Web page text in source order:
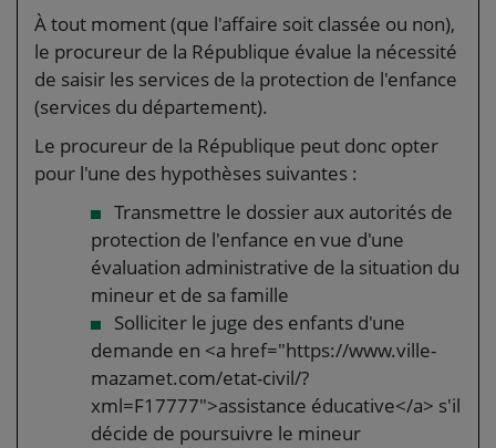
À tout moment (que l'affaire soit classée ou non),
le procureur de la République évalue la nécessité
de saisir les services de la protection de l'enfance
(services du département).
Le procureur de la République peut donc opter
pour l'une des hypothèses suivantes :
Transmettre le dossier aux autorités de
protection de l'enfance en vue d'une
évaluation administrative de la situation du
mineur et de sa famille
Solliciter le juge des enfants d'une
demande en <a href="https://www.ville-
mazamet.com/etat-civil/?
xml=F17777">assistance éducative</a> s'il
décide de poursuivre le mineur